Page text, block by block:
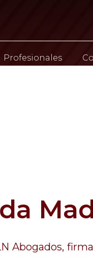
Profesionales
Abogados,